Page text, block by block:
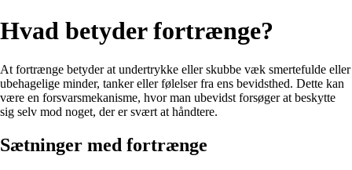
Hvad betyder fortrænge?
At fortrænge betyder at undertrykke eller skubbe væk smertefulde eller
ubehagelige minder, tanker eller følelser fra ens bevidsthed. Dette kan
være en forsvarsmekanisme, hvor man ubevidst forsøger at beskytte
sig selv mod noget, der er svært at håndtere.
Sætninger med fortrænge